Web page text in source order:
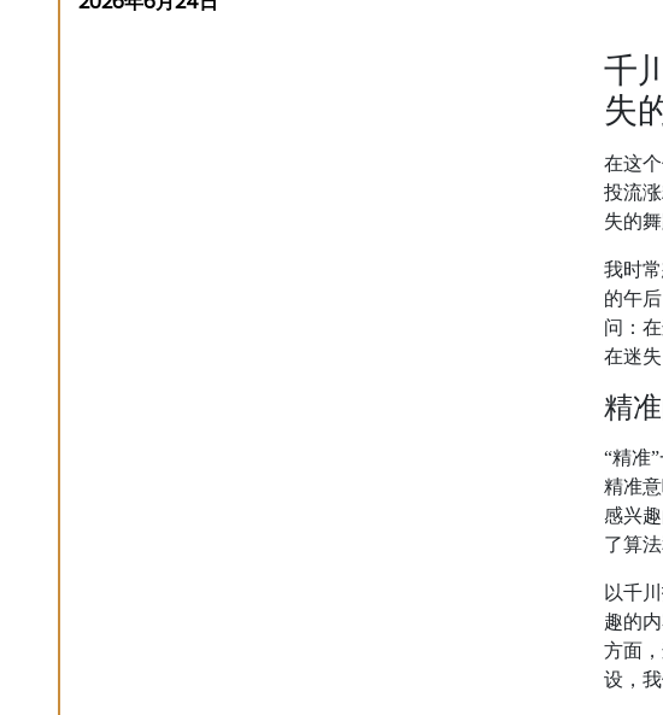
千
失
在这
投流
失的
我时
的午
问：
在迷
精
“精准
精准
感兴
了算
以千
趣的
方面
设，